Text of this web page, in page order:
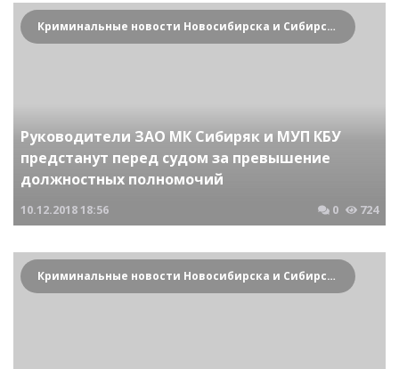
Криминальные новости Новосибирска и Сибирского региона
Руководители ЗАО МК Сибиряк и МУП КБУ
предстанут перед судом за превышение
должностных полномочий
10.12.201818:56 0 724
Криминальные новости Новосибирска и Сибирского региона